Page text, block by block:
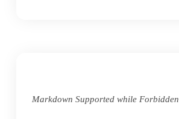
Markdown Supported whileForbidden